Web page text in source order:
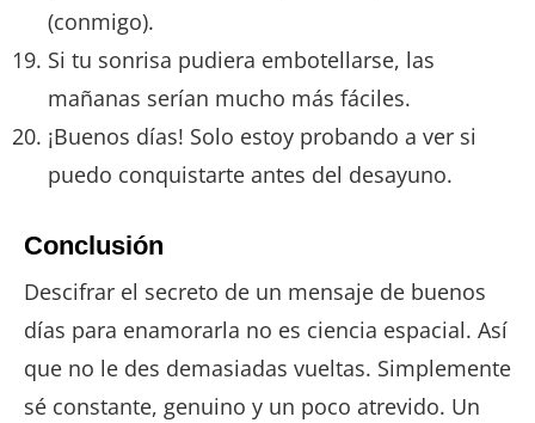
(conmigo).
Si tu sonrisa pudiera embotellarse, las
mañanas serían mucho más fáciles.
¡Buenos días! Solo estoy probando a ver si
puedo conquistarte antes del desayuno.
Conclusión
Descifrar el secreto de un mensaje de buenos
días para enamorarla no es ciencia espacial. Así
que no le des demasiadas vueltas. Simplemente
sé constante, genuino y un poco atrevido. Un